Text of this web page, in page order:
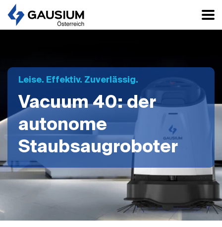
Leise. Effektiv. Zuverlässig.
Vacuum 40: der
autonome
Staubsaugroboter